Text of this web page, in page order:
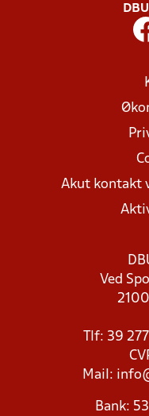
Akut kontakt
Ved
Tlf: 39
Mail:
Bank: